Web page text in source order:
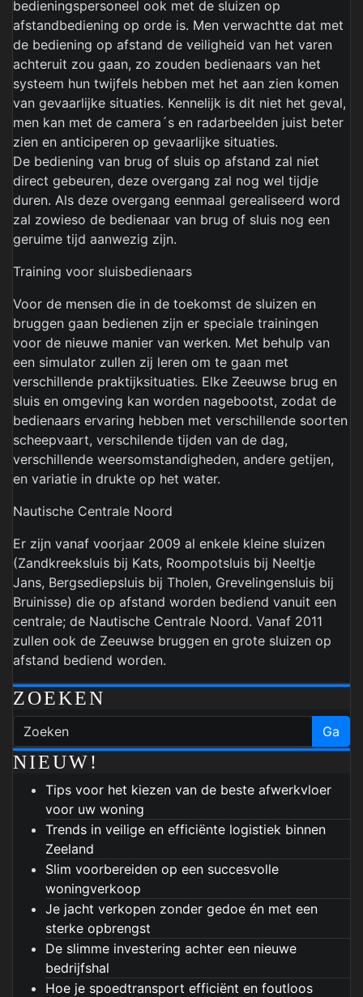
bedieningspersoneel ook met de sluizen op
afstandbediening op orde is. Men verwachtte dat met
de bediening op afstand de veiligheid van het varen
achteruit zou gaan, zo zouden bedienaars van het
systeem hun twijfels hebben met het aan zien komen
van gevaarlijke situaties. Kennelijk is dit niet het geval,
men kan met de camera´s en radarbeelden juist beter
zien en anticiperen op gevaarlijke situaties.
De bediening van brug of sluis op afstand zal niet
direct gebeuren, deze overgang zal nog wel tijdje
duren. Als deze overgang eenmaal gerealiseerd word
zal zowieso de bedienaar van brug of sluis nog een
geruime tijd aanwezig zijn.
Training voor sluisbedienaars
Voor de mensen die in de toekomst de sluizen en
bruggen gaan bedienen zijn er speciale trainingen
voor de nieuwe manier van werken. Met behulp van
een simulator zullen zij leren om te gaan met
verschillende praktijksituaties. Elke Zeeuwse brug en
sluis en omgeving kan worden nagebootst, zodat de
bedienaars ervaring hebben met verschillende soorten
scheepvaart, verschilende tijden van de dag,
verschillende weersomstandigheden, andere getijen,
en variatie in drukte op het water.
Nautische Centrale Noord
Er zijn vanaf voorjaar 2009 al enkele kleine sluizen
(Zandkreeksluis bij Kats, Roompotsluis bij Neeltje
Jans, Bergsediepsluis bij Tholen, Grevelingensluis bij
Bruinisse) die op afstand worden bediend vanuit een
centrale; de Nautische Centrale Noord. Vanaf 2011
zullen ook de Zeeuwse bruggen en grote sluizen op
afstand bediend worden.
ZOEKEN
Ga
NIEUW!
Tips voor het kiezen van de beste afwerkvloer
voor uw woning
Trends in veilige en efficiënte logistiek binnen
Zeeland
Slim voorbereiden op een succesvolle
woningverkoop
Je jacht verkopen zonder gedoe én met een
sterke opbrengst
De slimme investering achter een nieuwe
bedrijfshal
Hoe je spoedtransport efficiënt en foutloos